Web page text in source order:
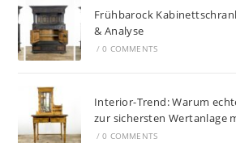
Frühbarock
& Analyse
/ 0 COMMENTS
Interior-Trend: Warum
zur sichersten Wertanlage
/ 0 COMMENTS